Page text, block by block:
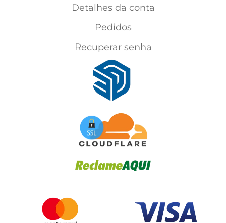
Detalhes da conta
Pedidos
Recuperar senha